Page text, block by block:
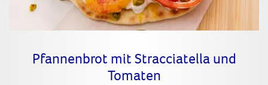
Pfannenbrot mit Stracciatella und
Tomaten